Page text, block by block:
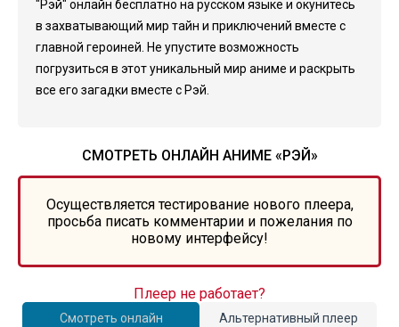
"Рэй" онлайн бесплатно на русском языке и окунитесь
в захватывающий мир тайн и приключений вместе с
главной героиней. Не упустите возможность
погрузиться в этот уникальный мир аниме и раскрыть
все его загадки вместе с Рэй.
СМОТРЕТЬ ОНЛАЙН АНИМЕ «РЭЙ»
Осуществляется тестирование нового плеера,
просьба писать комментарии и пожелания по
новому интерфейсу!
Смотреть онлайн Альтернативный плеер
Плеер не работает?